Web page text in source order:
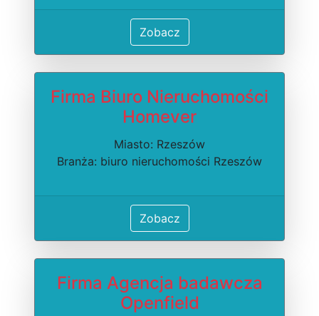
Zobacz
Firma Biuro Nieruchomości
Homever
Miasto: Rzeszów
Branża: biuro nieruchomości Rzeszów
Zobacz
Firma Agencja badawcza
Openfield